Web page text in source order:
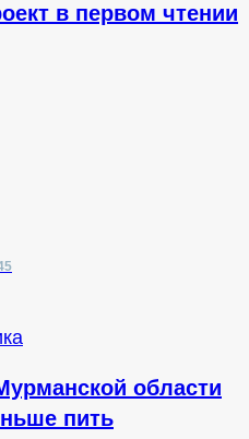
в первом чтении
области
пить